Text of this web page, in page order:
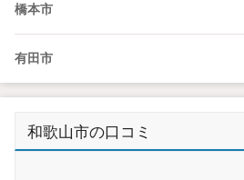
橋本市
有田市
和歌山市の口コミ